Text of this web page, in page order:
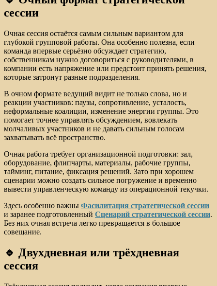
сессии
Очная сессия остаётся самым сильным вариантом для
глубокой групповой работы. Она особенно полезна, если
команда впервые серьёзно обсуждает стратегию,
собственникам нужно договориться с руководителями, в
компании есть напряжение или предстоит принять решения,
которые затронут разные подразделения.
В очном формате ведущий видит не только слова, но и
реакции участников: паузы, сопротивление, усталость,
неформальные коалиции, изменение энергии группы. Это
помогает точнее управлять обсуждением, вовлекать
молчаливых участников и не давать сильным голосам
захватывать всё пространство.
Очная работа требует организационной подготовки: зал,
оборудование, флипчарты, материалы, рабочие группы,
тайминг, питание, фиксация решений. Зато при хорошем
сценарии можно создать сильное погружение и временно
вывести управленческую команду из операционной текучки.
Здесь особенно важны Фасилитация стратегической сессии
и заранее подготовленный Сценарий стратегической сессии.
Без них очная встреча легко превращается в большое
совещание.
🔹 Двухдневная или трёхдневная
сессия